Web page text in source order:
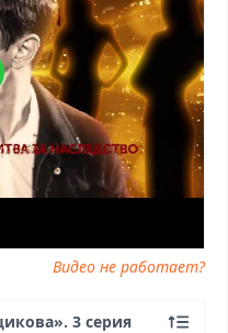
Видео не работает?
3 серия